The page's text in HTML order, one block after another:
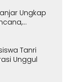
Ungkap
Tanri
Unggul